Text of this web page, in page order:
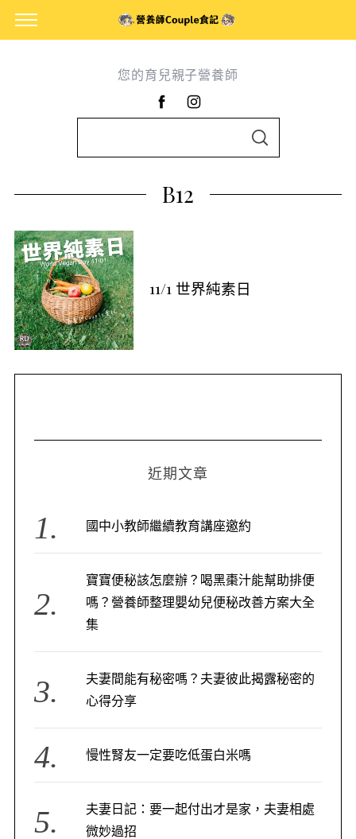
您的育兒親子營養師
r
h
f
o
r
:
S
H
B12
11/1 世界純素日
近期文章
國中小教師繼續教育講座邀約
寶寶便秘該怎麼辦？喝黑棗汁能幫助排便
嗎？營養師整理嬰幼兒便秘改善方案大全
集
夫妻間能有秘密嗎？夫妻彼此揭露秘密的
心得分享
慢性腎友一定要吃低蛋白米嗎
夫妻日記：要一起付出才是家，夫妻相處
微妙過招